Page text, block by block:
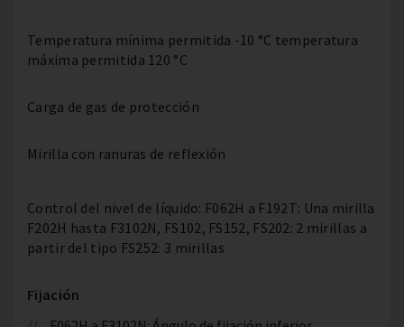
Temperatura mínima permitida -10 °C temperatura
máxima permitida 120 °C
Carga de gas de protección
Mirilla con ranuras de reflexión
Control del nivel de líquido: F062H a F192T: Una mirilla
F202H hasta F3102N, FS102, FS152, FS202: 2 mirillas a
partir del tipo FS252: 3 mirillas
Fijación